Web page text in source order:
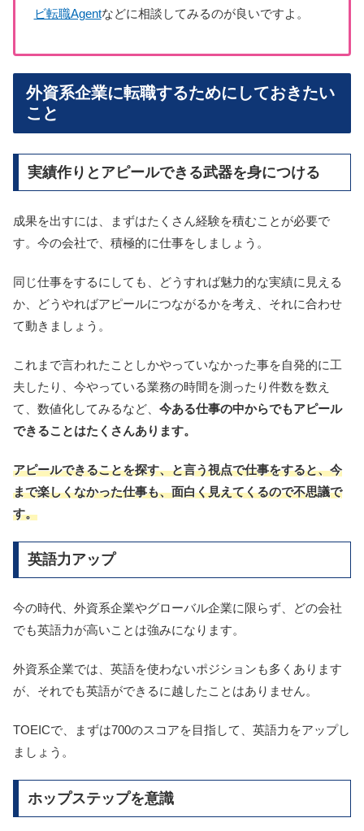
ビ転職Agentなどに相談してみるのが良いですよ。
外資系企業に転職するためにしておきたい
こと
実績作りとアピールできる武器を身につける
成果を出すには、まずはたくさん経験を積むことが必要で
す。今の会社で、積極的に仕事をしましょう。
同じ仕事をするにしても、どうすれば魅力的な実績に見える
か、どうやればアピールにつながるかを考え、それに合わせ
て動きましょう。
これまで言われたことしかやっていなかった事を自発的に工
夫したり、今やっている業務の時間を測ったり件数を数え
て、数値化してみるなど、 今ある仕事の中からでもアピール
できることはたくさんあります。
アピールできることを探す、と言う視点で仕事をすると、今
まで楽しくなかった仕事も、面白く見えてくるので不思議で
す。
英語力アップ
今の時代、外資系企業やグローバル企業に限らず、どの会社
でも英語力が高いことは強みになります。
外資系企業では、英語を使わないポジションも多くあります
が、それでも英語ができるに越したことはありません。
TOEICで、まずは700のスコアを目指して、英語力をアップし
ましょう。
ホップステップを意識